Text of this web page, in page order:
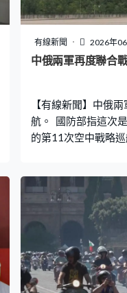
有線新聞 2026年
中俄兩軍再度聯合
【有線新聞】中俄
航。 國防部指這次
的第11次空中戰略